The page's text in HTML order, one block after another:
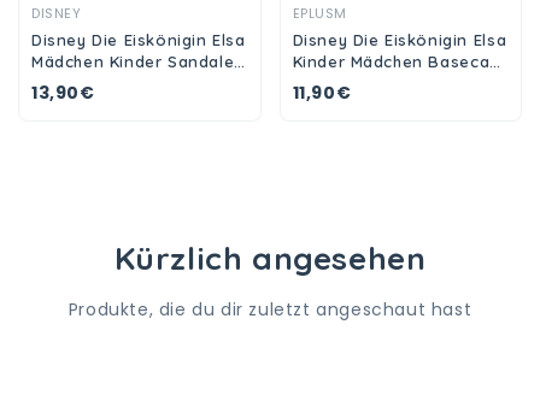
DISNEY
Disney Die Eiskönigin Elsa
Mädchen Kinder Sandalen
Badeschuhe Latschen
13,90€
EPLUSM
Disney Die Eiskönigin Elsa
Kinder Mädchen Basecap
Baseball Kappe Mütze Gr.
52
11,90€
Kürzlich angesehen
Produkte, die du dir zuletzt angeschaut hast